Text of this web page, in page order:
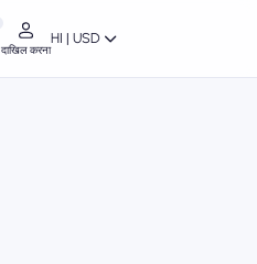
दाखिल करना
HI | USD